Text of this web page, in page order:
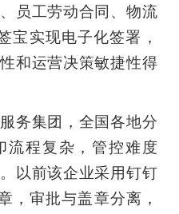
员工劳动合同、物流
宝实现电子化签署，
和运营决策敏捷性得
务集团，全国各地分
流程复杂，管控难度
以前该企业采用钉钉
，审批与盖章分离，